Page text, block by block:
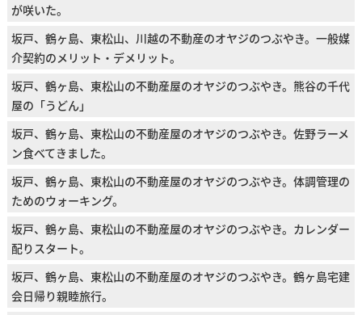
が咲いた。
坂戸、鶴ヶ島、東松山、川越の不動産のオヤジのつぶやき。一般媒
介契約のメリット・デメリット。
坂戸、鶴ヶ島、東松山の不動産屋のオヤジのつぶやき。熊谷の千代
屋の「うどん」
坂戸、鶴ヶ島、東松山の不動産屋のオヤジのつぶやき。佐野ラーメ
ン食べてきました。
坂戸、鶴ヶ島、東松山の不動産屋のオヤジのつぶやき。体調管理の
ためのウォーキング。
坂戸、鶴ヶ島、東松山の不動産屋のオヤジのつぶやき。カレンダー
配りスタート。
坂戸、鶴ヶ島、東松山の不動産屋のオヤジのつぶやき。鶴ヶ島宅建
会日帰り親睦旅行。